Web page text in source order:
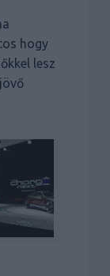
hogy
lesz